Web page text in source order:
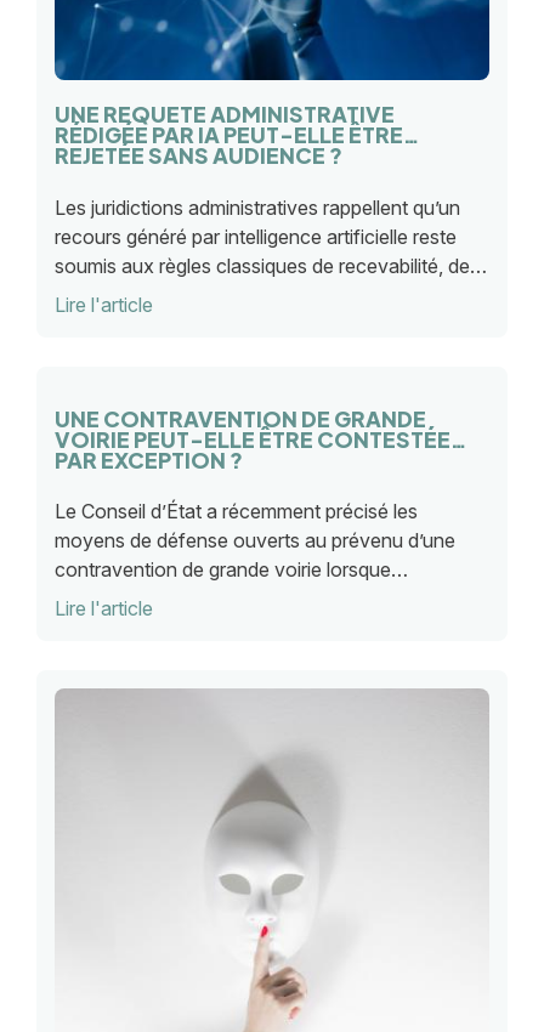
UNE REQUÊTE ADMINISTRATIVE
RÉDIGÉE PAR IA PEUT-ELLE ÊTRE
REJETÉE SANS AUDIENCE ?
Les juridictions administratives rappellent qu’un
recours généré par intelligence artificielle reste
soumis aux règles classiques de recevabilité, de
compétence et de démonstration factuelle
Lire l'article
UNE CONTRAVENTION DE GRANDE
VOIRIE PEUT-ELLE ÊTRE CONTESTÉE
PAR EXCEPTION ?
Le Conseil d’État a récemment précisé les
moyens de défense ouverts au prévenu d’une
contravention de grande voirie lorsque
l’occupation sans titre résulte d’un refus
Lire l'article